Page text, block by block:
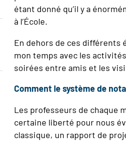
étant donné qu’il y a
à l’École.
En dehors de ces différents
mon temps avec les
soirées entre amis et les
Comment le système de
Les professeurs de chaque
certaine liberté pour nous
classique, un rapport de